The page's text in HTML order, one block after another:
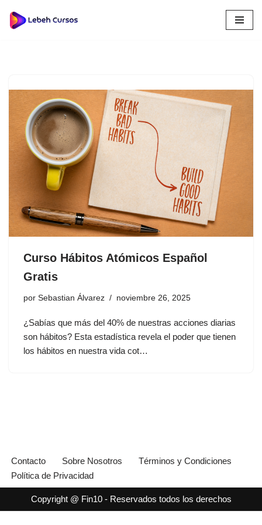
Saltar
Curso Hábitos Atómicos Español
Gratis
por Sebastian Álvarez noviembre 26, 2025
¿Sabías que más del 40% de nuestras acciones diarias
son hábitos? Esta estadística revela el poder que tienen
los hábitos en nuestra vida cot…
Contacto Sobre Nosotros
Términos y Condiciones
Política de Privacidad
Copyright @ Fin10 - Reservados todos los derechos